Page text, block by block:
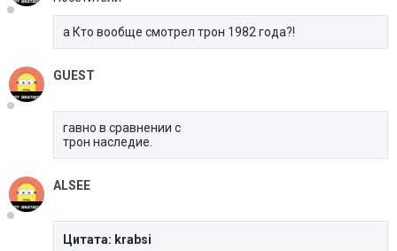
а Кто вообще смотрел трон 1982 года?!
GUEST
гавно в сравнении с
трон наследие.
ALSEE
Цитата: krabsi